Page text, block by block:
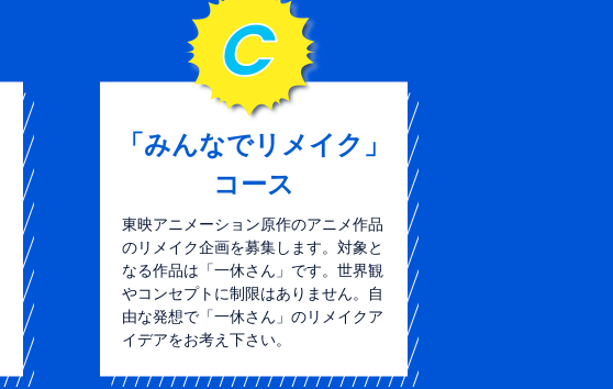
「みんなでリメイク」
コース
東映アニメーション原作のアニメ作品
のリメイク企画を募集します。対象と
なる作品は「一休さん」です。世界観
やコンセプトに制限はありません。自
由な発想で「一休さん」のリメイクア
イデアをお考え下さい。